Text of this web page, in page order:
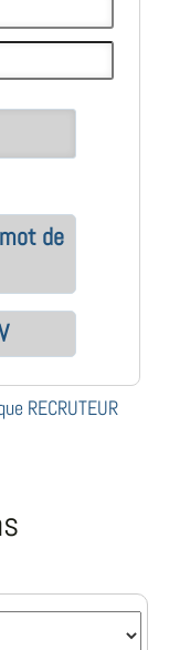
de
RECRUTEUR